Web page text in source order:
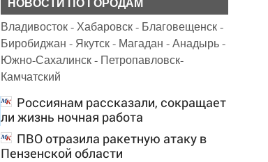
НОВОСТИ ПО ГОРОДАМ
Владивосток-Хабаровск- Благовещенск-
Биробиджан - Якутск- Магадан -Анадырь-
Южно-Сахалинск- Петропавловск-
Камчатский
Россиянам рассказали, сокращает
ли жизнь ночная работа
ПВО отразила ракетную атаку в
Пензенской области